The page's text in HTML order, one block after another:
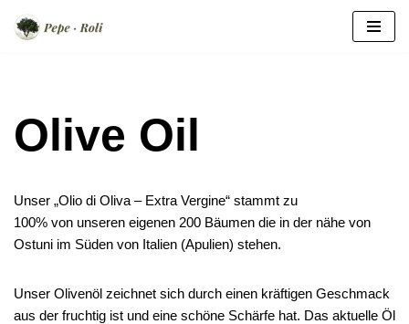
Olive Oil
Unser „Olio di Oliva – Extra Vergine“ stammt zu
100% von unseren eigenen 200 Bäumen die in der nähe von
Ostuni im Süden von Italien (Apulien) stehen.
Unser Olivenöl zeichnet sich durch einen kräftigen Geschmack
aus der fruchtig ist und eine schöne Schärfe hat. Das aktuelle Öl